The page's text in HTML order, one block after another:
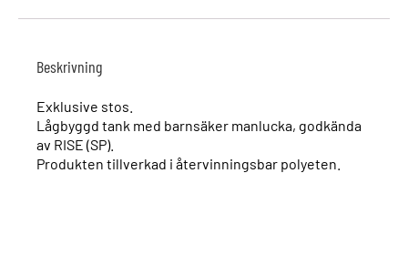
Beskrivning
Exklusive stos.
Lågbyggd tank med barnsäker manlucka, godkända
av RISE (SP).
Produkten tillverkad i återvinningsbar polyeten.